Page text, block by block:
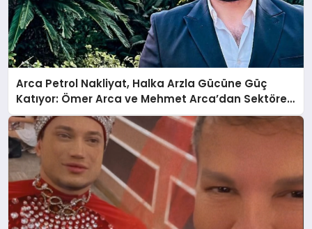
Arca Petrol Nakliyat, Halka Arzla Gücüne Güç
Katıyor: Ömer Arca ve Mehmet Arca’dan Sektöre
Güçlü Yatırım